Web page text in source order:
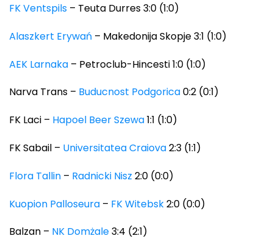
FK Ventspils – Teuta Durres 3:0 (1:0)
Alaszkert Erywań – Makedonija Skopje 3:1 (1:0)
AEK Larnaka – Petroclub-Hincesti 1:0 (1:0)
Narva Trans – Buducnost Podgorica0:2 (0:1)
FK Laci – Hapoel Beer Szewa1:1 (1:0)
FK Sabail – Universitatea Craiova2:3 (1:1)
Flora Tallin – Radnicki Nisz 2:0 (0:0)
Kuopion Palloseura – FK Witebsk2:0 (0:0)
Balzan – NK Domżale3:4 (2:1)